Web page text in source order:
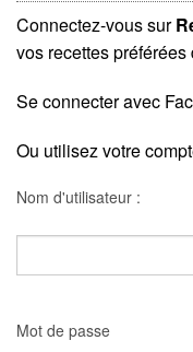
Connectez-vous sur
vos recettes
Se connecter avec
Ou utilisez votre
Nom d'utilisateur :
Mot de passe